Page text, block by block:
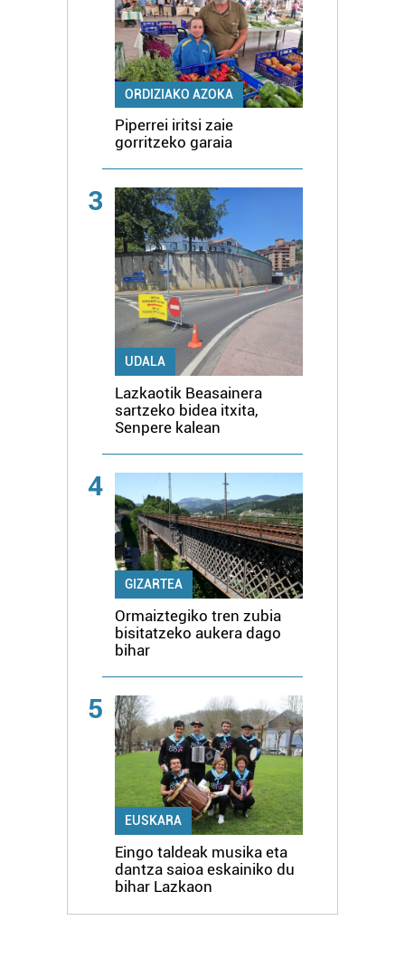
ORDIZIAKO AZOKA
Piperrei iritsi zaie
gorritzeko garaia
3
UDALA
Lazkaotik Beasainera
sartzeko bidea itxita,
Senpere kalean
4
GIZARTEA
Ormaiztegiko tren zubia
bisitatzeko aukera dago
bihar
5
EUSKARA
Eingo taldeak musika eta
dantza saioa eskainiko du
bihar Lazkaon